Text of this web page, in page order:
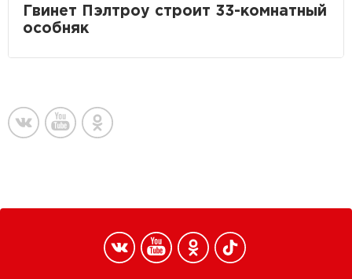
Гвинет Пэлтроу строит 33-комнатный
особняк